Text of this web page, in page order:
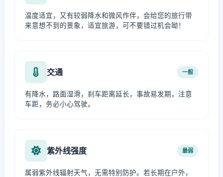
温度适宜，又有较弱降水和微风作伴，会给您的旅行带
来意想不到的景象，适宜旅游，可不要错过机会呦！
交通 一般
有降水，路面湿滑，刹车距离延长，事故易发期，注意
车距，务必小心驾驶。
紫外线强度 最弱
属弱紫外线辐射天气，无需特别防护。若长期在户外，